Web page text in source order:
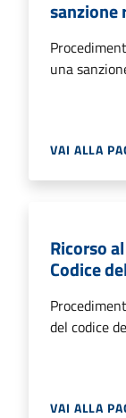
sanzione
una
VAI ALLA
Ricorso
Codice
del codice
VAI ALLA